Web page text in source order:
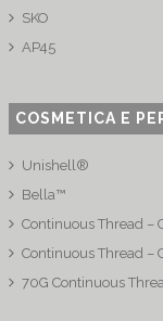
SKO
AP45
COSMETICA E
Unishell®
Bella™
Continuous Thread –
Continuous Thread –
70G Continuous